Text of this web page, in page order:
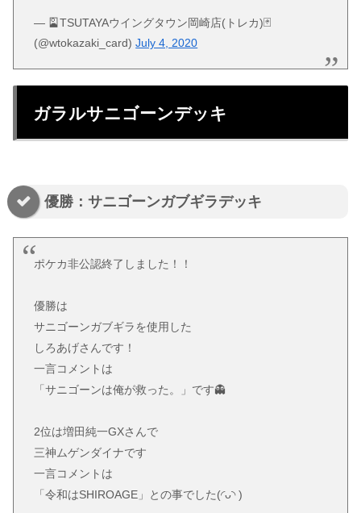
— 🎴TSUTAYAウイングタウン岡崎店(トレカ)🃏
(@wtokazaki_card)July 4, 2020
ガラルサニゴーンデッキ
優勝：サニゴーンガブギラデッキ
ポケカ非公認終了しました！！
優勝は
サニゴーンガブギラを使用した
しろあげさんです！
一言コメントは
「サニゴーンは俺が救った。」です👻
2位は増田純一GXさんで
三神ムゲンダイナです
一言コメントは
「令和はSHIROAGE」との事でした(◜ᴗ◝ )